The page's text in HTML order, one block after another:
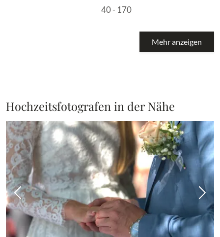
40 - 170
Mehr anzeigen
Hochzeitsfotografen in der Nähe
Vorheriges Bild